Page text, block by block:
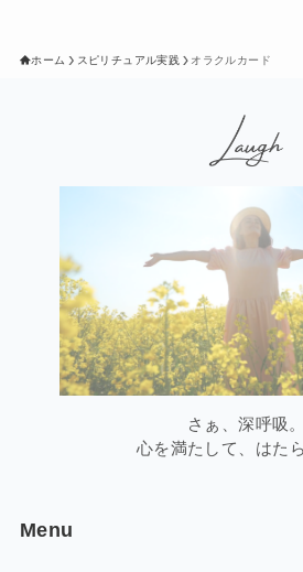
ホーム スピリチュアル実践 オラクルカード
さぁ、深呼吸。
心を満たして、はた
Menu